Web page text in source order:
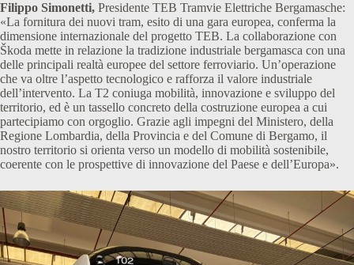
Filippo Simonetti, Presidente TEB Tramvie Elettriche Bergamasche:
«La fornitura dei nuovi tram, esito di una gara europea, conferma la
dimensione internazionale del progetto TEB. La collaborazione con
Škoda mette in relazione la tradizione industriale bergamasca con una
delle principali realtà europee del settore ferroviario. Un’operazione
che va oltre l’aspetto tecnologico e rafforza il valore industriale
dell’intervento. La T2 coniuga mobilità, innovazione e sviluppo del
territorio, ed è un tassello concreto della costruzione europea a cui
partecipiamo con orgoglio. Grazie agli impegni del Ministero, della
Regione Lombardia, della Provincia e del Comune di Bergamo, il
nostro territorio si orienta verso un modello di mobilità sostenibile,
coerente con le prospettive di innovazione del Paese e dell’Europa».